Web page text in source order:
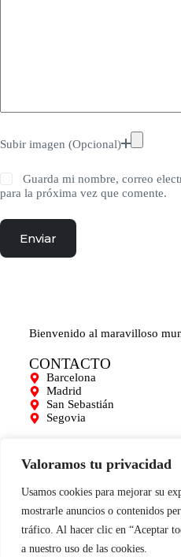
Valoramos tu privacidad
Usamos cookies para mejorar su
mostrarle anuncios o contenidos
tráfico. Al hacer clic en “Aceptar
a nuestro uso de las cookies.
Subir imagen (Opcional)
Guarda mi nombre, correo
para la próxima vez que comente.
Enviar
Bienvenido al maravilloso
CONTACTO
Barcelona
Madrid
San Sebastián
Segovia
Mi cuenta
Para empresas
Limpieza de Patitos
Blog
INFORMACIÓN